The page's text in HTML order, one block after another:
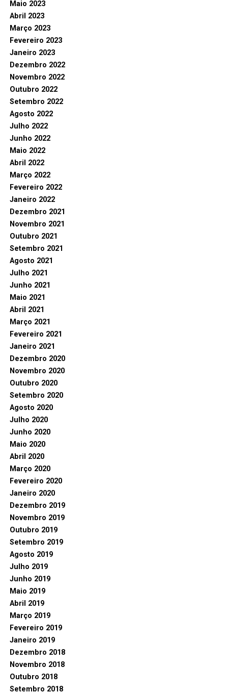
Maio 2023
Abril 2023
Março 2023
Fevereiro 2023
Janeiro 2023
Dezembro 2022
Novembro 2022
Outubro 2022
Setembro 2022
Agosto 2022
Julho 2022
Junho 2022
Maio 2022
Abril 2022
Março 2022
Fevereiro 2022
Janeiro 2022
Dezembro 2021
Novembro 2021
Outubro 2021
Setembro 2021
Agosto 2021
Julho 2021
Junho 2021
Maio 2021
Abril 2021
Março 2021
Fevereiro 2021
Janeiro 2021
Dezembro 2020
Novembro 2020
Outubro 2020
Setembro 2020
Agosto 2020
Julho 2020
Junho 2020
Maio 2020
Abril 2020
Março 2020
Fevereiro 2020
Janeiro 2020
Dezembro 2019
Novembro 2019
Outubro 2019
Setembro 2019
Agosto 2019
Julho 2019
Junho 2019
Maio 2019
Abril 2019
Março 2019
Fevereiro 2019
Janeiro 2019
Dezembro 2018
Novembro 2018
Outubro 2018
Setembro 2018